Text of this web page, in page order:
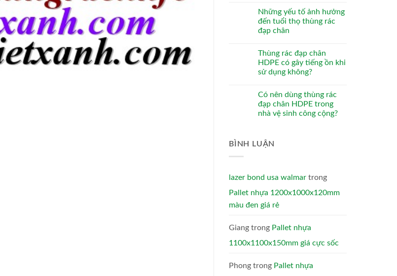
Những yếu tố ảnh hưởng
đến tuổi thọ thùng rác
đạp chân
Thùng rác đạp chân
HDPE có gây tiếng ồn khi
sử dụng không?
Có nên dùng thùng rác
đạp chân HDPE trong
nhà vệ sinh công cộng?
BÌNH LUẬN
lazer bond usa walmar trong
Pallet nhựa 1200x1000x120mm
màu đen giá rẻ
Giang trong Pallet nhựa
1100x1100x150mm giá cực sốc
Phong trong Pallet nhựa